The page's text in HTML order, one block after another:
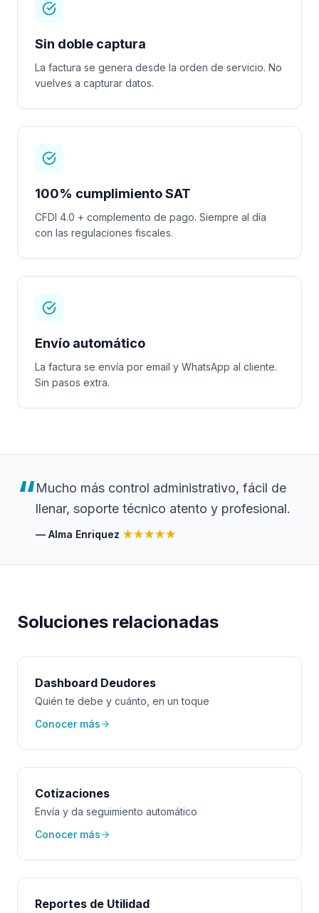
Sin doble captura
La factura se genera desde la orden de servicio. No
vuelves a capturar datos.
100% cumplimiento SAT
CFDI 4.0 + complemento de pago. Siempre al día
con las regulaciones fiscales.
Envío automático
La factura se envía por email y WhatsApp al cliente.
Sin pasos extra.
“Mucho más control administrativo, fácil de
llenar, soporte técnico atento y profesional.
— Alma Enriquez ★★★★★
Soluciones relacionadas
Dashboard Deudores
Quién te debe y cuánto, en un toque
Conocer más
Cotizaciones
Envía y da seguimiento automático
Conocer más
Reportes de Utilidad